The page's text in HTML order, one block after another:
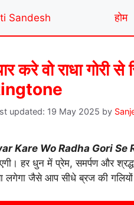
होम
करे वो राधा
19 May 2025 by
Kare Wo Radha Gori Se
हर धुन में प्रेम, समर्पण और
लगेगा जैसे आप सीधे ब्रज की